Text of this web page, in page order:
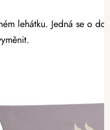
lehátku. Jedná se o